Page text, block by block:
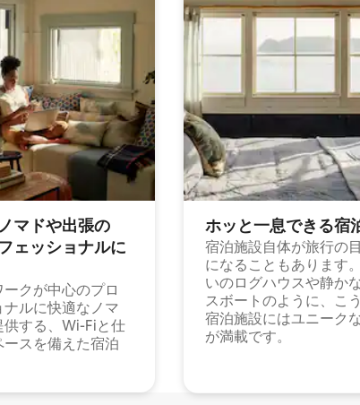
マドや出⁠張⁠の
ェ⁠ッ⁠シ⁠ョ⁠ナ⁠ル⁠に
ークが中心のプロ
ナルに快適なノマ
供する、Wi-Fiと仕
スを備えた宿泊
ホッと一⁠息⁠で⁠き⁠る宿⁠
宿泊施設自体が旅行の
になることもあります
いのログハウスや静か
スボートのように、こ
宿泊施設にはユニーク
が満載です。